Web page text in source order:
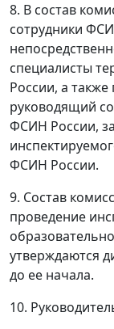
8. В состав
сотрудники
специалисты
России, а
руководящий
ФСИН России,
ФСИН России.
9. Состав
проведение
утверждаются
до ее начала.
10.